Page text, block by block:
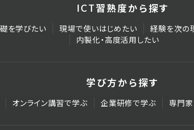
ICT習熟度から探す
を学びたい 現場で使いはじめたい 経験を次の
内製化・高度活用したい
学び方から探す
オンライン講習で学ぶ 企業研修で学ぶ 専門